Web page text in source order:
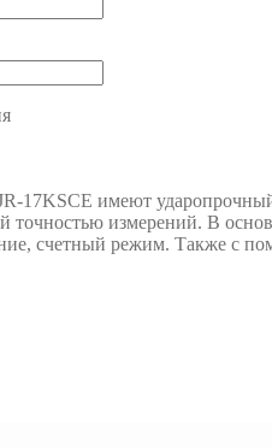
17KSCE имеют
измерений. В
счетный режим. Также с